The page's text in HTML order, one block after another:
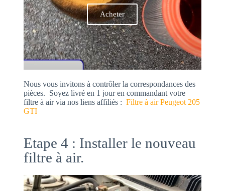
Acheter
Nous vous invitons à contrôler la correspondances des
pièces. Soyez livré en 1 jour en commandant votre
filtre à air via nos liens affiliés : Filtre à air Peugeot 205
GTI
Etape 4 : Installer le nouveau
filtre à air.